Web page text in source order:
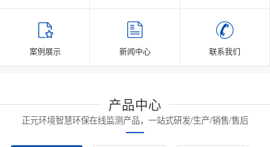
案例展示 新闻中心 联系我们
产品中心
正元环境智慧环保在线监测产品，一站式研发/生产/销售/售后